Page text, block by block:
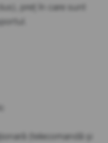
preț în care sunt
(telecomandă și